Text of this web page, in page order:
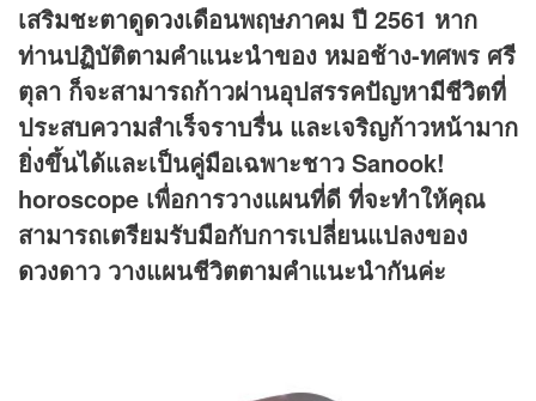
เสริมชะตาดูดวงเดือนพฤษภาคม ปี 2561 หาก
ท่านปฏิบัติตามคำแนะนำของ หมอช้าง-ทศพร ศรี
ตุลา ก็จะสามารถก้าวผ่านอุปสรรคปัญหามีชีวิตที่
ประสบความสำเร็จราบรื่น และเจริญก้าวหน้ามาก
ยิ่งขึ้นได้และเป็นคู่มือเฉพาะชาว Sanook!
horoscope เพื่อการวางแผนที่ดี ที่จะทำให้คุณ
สามารถเตรียมรับมือกับการเปลี่ยนแปลงของ
ดวงดาว วางแผนชีวิตตามคำแนะนำกันค่ะ